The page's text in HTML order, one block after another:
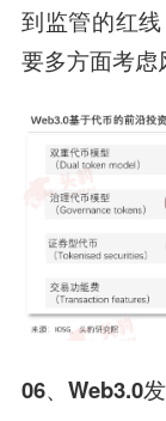
到监管的红
要多方面考虑
06、 Web3.0